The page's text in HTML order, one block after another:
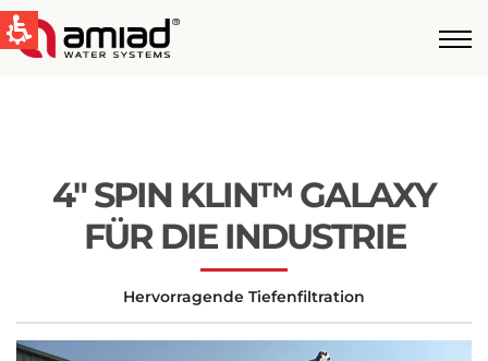
Global
United States
4″ SPIN KLIN™ GALAXY
FÜR DIE INDUSTRIE
Hervorragende Tiefenfiltration